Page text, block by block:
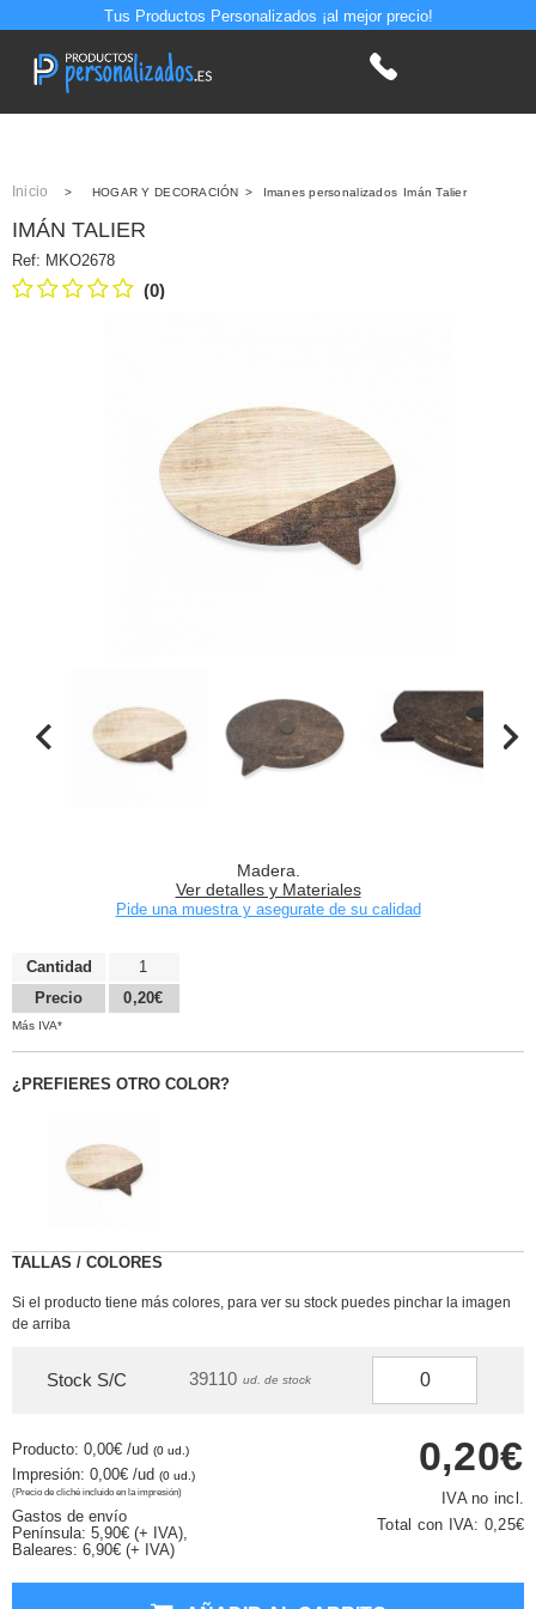
Tus Productos Personalizados ¡al mejor precio!
Inicio > HOGAR Y DECORACIÓN > Imanes personalizados Imán Talier
IMÁN TALIER
Ref: MKO2678
(0)
Madera.
Ver detalles y Materiales
Pide una muestra y asegurate de su calidad
Cantidad
Precio
1
0,20€
Más IVA*
¿PREFIERES OTRO COLOR?
TALLAS / COLORES
Si el producto tiene más colores, para ver su stock puedes pinchar la imagen
de arriba
Stock S/C 39110 ud. de stock
Producto: 0,00€ /ud (0 ud.)
Impresión: 0,00€ /ud (0 ud.)
(Precio de cliché incluido en la impresión)
Gastos de envío
Península: 5,90€ (+ IVA),
Baleares: 6,90€ (+ IVA)
0,20€
IVA no incl.
Total con IVA: 0,25€